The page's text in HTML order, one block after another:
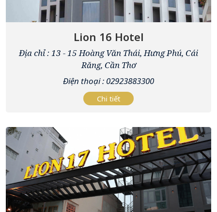
Lion 16 Hotel
Địa chỉ : 13 - 15 Hoàng Văn Thái, Hưng Phú, Cái
Răng, Cần Thơ
Điện thoại : 02923883300
Chi tiết